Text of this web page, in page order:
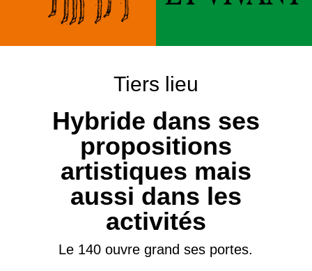
Tiers lieu
Hybride dans ses
propositions
artistiques mais
aussi dans les
activités
Le 140 ouvre grand ses portes.